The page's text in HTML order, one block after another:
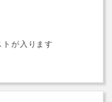
が入ります